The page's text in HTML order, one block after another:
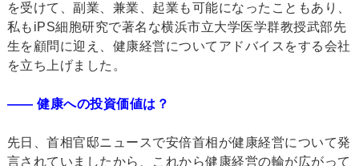
を受けて、副業、兼業、起業も可能になったこともあり、
私もiPS細胞研究で著名な横浜市立大学医学群教授武部先
生を顧問に迎え、健康経営についてアドバイスをする会社
を立ち上げました。
―― 健康への投資価値は？
先日、首相官邸ニュースで安倍首相が健康経営について発
言されていましたから、これから健康経営の輪が広がって